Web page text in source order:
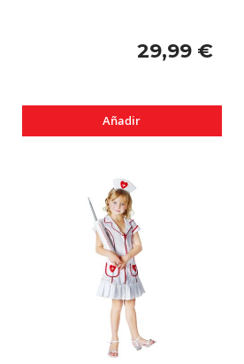
29,99 €
Añadir